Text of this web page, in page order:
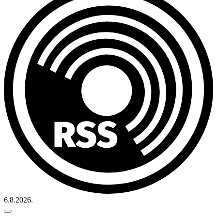
6.8.2026.